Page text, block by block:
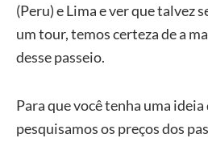
(Peru) e Lima e ver que talvez
um tour, temos certeza de a
desse passeio.
Para que você tenha uma
pesquisamos os preços dos